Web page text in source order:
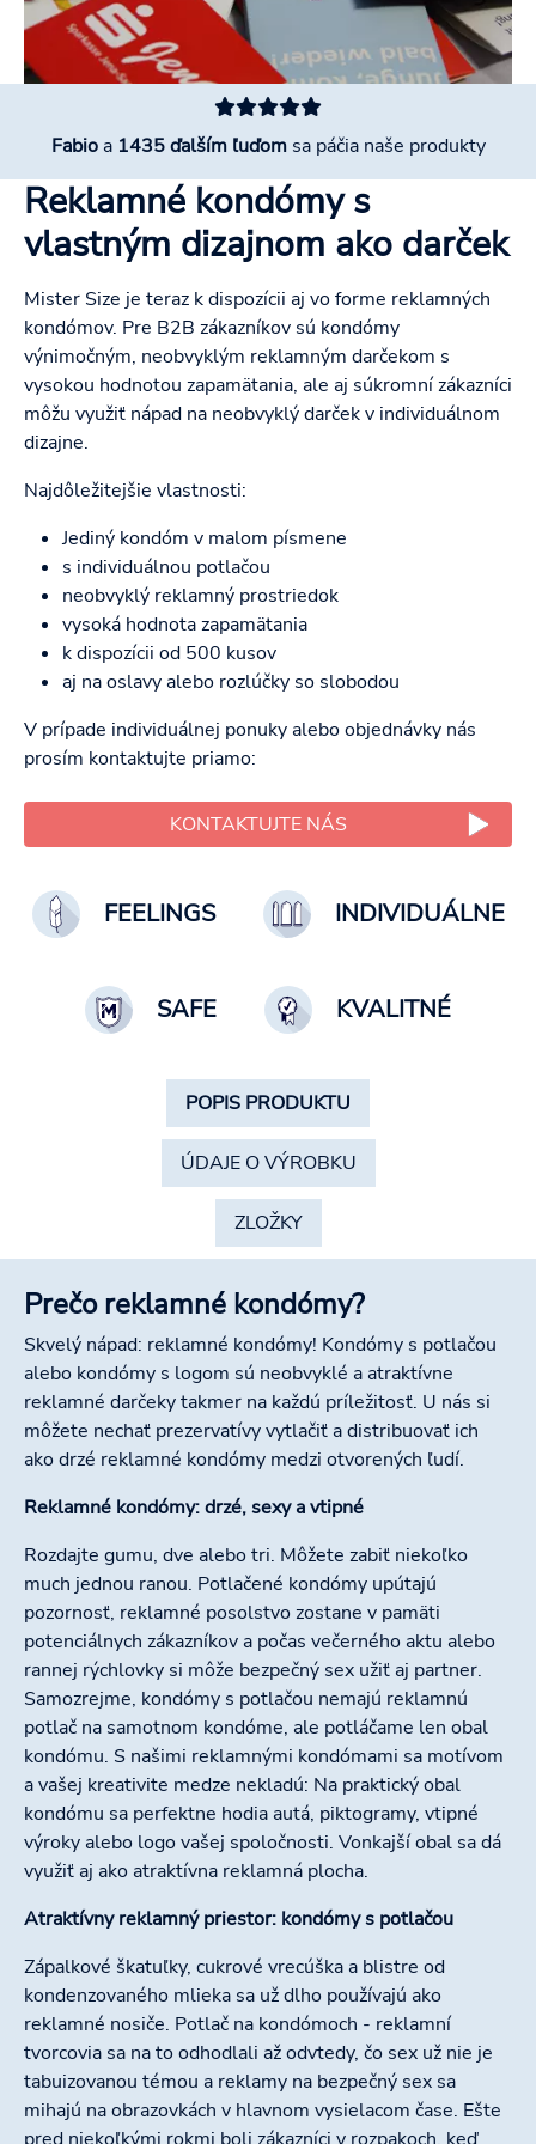
Fabioa 1435 ďalším ľuďomsa páčia naše produkty
Reklamné kondómy s
vlastným dizajnom ako darček
Mister Size je teraz k dispozícii aj vo forme reklamných
kondómov. Pre B2B zákazníkov sú kondómy
výnimočným, neobvyklým reklamným darčekom s
vysokou hodnotou zapamätania, ale aj súkromní zákazníci
môžu využiť nápad na neobvyklý darček v individuálnom
dizajne.
Najdôležitejšie vlastnosti:
Jediný kondóm v malom písmene
s individuálnou potlačou
neobvyklý reklamný prostriedok
vysoká hodnota zapamätania
k dispozícii od 500 kusov
aj na oslavy alebo rozlúčky so slobodou
V prípade individuálnej ponuky alebo objednávky nás
prosím kontaktujte priamo:
KONTAKTUJTE NÁS
FEELINGS INDIVIDUÁLNE
SAFE KVALITNÉ
POPIS PRODUKTU
ÚDAJE O VÝROBKU
ZLOŽKY
Prečo reklamné kondómy?
Skvelý nápad: reklamné kondómy! Kondómy s potlačou
alebo kondómy s logom sú neobvyklé a atraktívne
reklamné darčeky takmer na každú príležitosť. U nás si
môžete nechať prezervatívy vytlačiť a distribuovať ich
ako drzé reklamné kondómy medzi otvorených ľudí.
Reklamné kondómy: drzé, sexy a vtipné
Rozdajte gumu, dve alebo tri. Môžete zabiť niekoľko
much jednou ranou. Potlačené kondómy upútajú
pozornosť, reklamné posolstvo zostane v pamäti
potenciálnych zákazníkov a počas večerného aktu alebo
rannej rýchlovky si môže bezpečný sex užiť aj partner.
Samozrejme, kondómy s potlačou nemajú reklamnú
potlač na samotnom kondóme, ale potláčame len obal
kondómu. S našimi reklamnými kondómami sa motívom
a vašej kreativite medze nekladú: Na praktický obal
kondómu sa perfektne hodia autá, piktogramy, vtipné
výroky alebo logo vašej spoločnosti. Vonkajší obal sa dá
využiť aj ako atraktívna reklamná plocha.
Atraktívny reklamný priestor: kondómy s potlačou
Zápalkové škatuľky, cukrové vrecúška a blistre od
kondenzovaného mlieka sa už dlho používajú ako
reklamné nosiče. Potlač na kondómoch - reklamní
tvorcovia sa na to odhodlali až odvtedy, čo sex už nie je
tabuizovanou témou a reklamy na bezpečný sex sa
mihajú na obrazovkách v hlavnom vysielacom čase. Ešte